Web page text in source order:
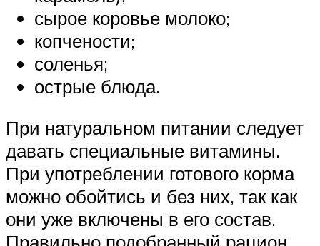
сырое коровье молоко;
копчености;
соленья;
острые блюда.
При натуральном питании следует
давать специальные витамины.
При употреблении готового корма
можно обойтись и без них, так как
они уже включены в его состав.
Правильно подобранный рацион